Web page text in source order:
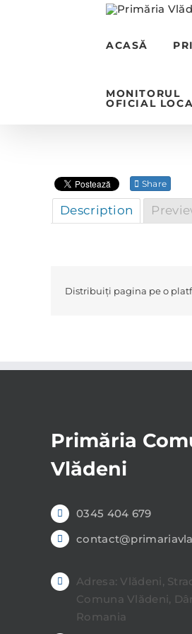
ACASĂ
MONITORUL
OFICIAL
Share
Description
Distribuiți pagina pe o
Primăria
Vlădeni
0345 404 679
Adresa: Vlădeni,
Comuna Vlădeni,
Romania